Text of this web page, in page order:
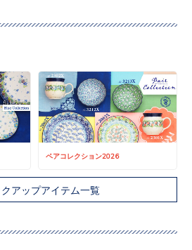
ペアコレクション2026
クアップアイテム一覧